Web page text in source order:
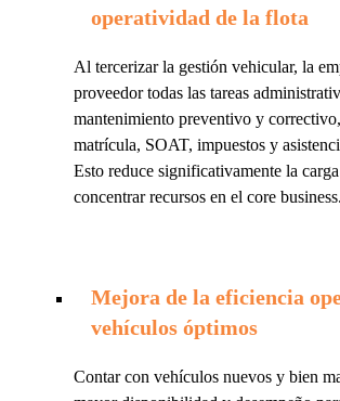
operatividad de la flota
Al tercerizar la gestión vehicular, la
proveedor todas las tareas
mantenimiento preventivo y
matrícula, SOAT, impuestos y
Esto reduce significativamente la
concentrar recursos en el core business.
Mejora de la eficiencia
vehículos óptimos
Contar con vehículos nuevos y bien